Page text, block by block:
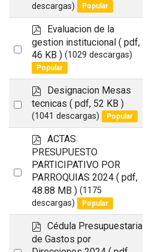
descargas)
Popular
Select
item
p
d
f
Evaluacion de la
gestion institucional ( pdf,
46 KB ) (1029 descargas)
Popular
Select
p
d
f
Designacion Mesas
tecnicas ( pdf, 52 KB )
(1041 descargas) Popular
Select
p
d
f
ACTAS
PRESUPUESTO
PARTICIPATIVO POR
PARROQUIAS 2024 ( pdf,
48.88 MB ) (1175
descargas)
Popular
p
d
f
Cédula Presupuestaria
de Gastos por